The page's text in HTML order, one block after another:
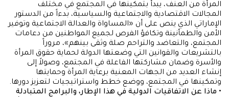
المرأة من العنف، يبدأ بتمكينها في المجتمع في مختلف
المجالات الاقتصادية والاجتماعية والسياسية، بدءاً من الدستور
الإماراتي الذي ينص على أن «المساواة والعدالة الاجتماعية وتوفير
الأمن والطمأنينة وتكافؤ الفرص لجميع المواطنين من دعامات
المجتمع، والتعاضد والتراحم صلة وثقى بينهم»، مروراً
بالتشريعات والقوانين التي وضعتها الدولة لحماية حقوق المرأة
والأسرة وضمان مشاركتها الفاعلة في المجتمع، وصولاً إلى
إنشاء العديد من الجهات المعنية برعاية المرأة وحمايتها
وتمكينها في المجتمع، ووضع خطط واستراتيجيات لتعزيز دورها.
• ماذا عن الاتفاقيات الدولية في هذا الإطار، والبرامج المتبادلة